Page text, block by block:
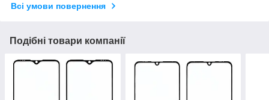
Всі умови повернення
Подібні товари компанії